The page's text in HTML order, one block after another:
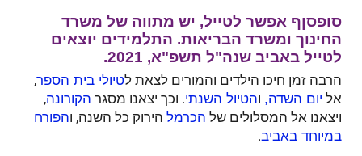
סופסןף אפשר לטייל, יש מתווה של משרד
החינוך ומשרד הבריאות. התלמידים יוצאים
לטייל באביב שנה"ל תשפ"א, 2021.
הרבה זמן חיכו הילדים והמורים לצאת לטיולי בית הספר,
אל יום השדה, והטיול השנתי. וכך יצאנו מסגר הקורונה,
ויצאנו אל המסלולים של הכרמל הירוק כל השנה, והפורח
במיוחד באביב.